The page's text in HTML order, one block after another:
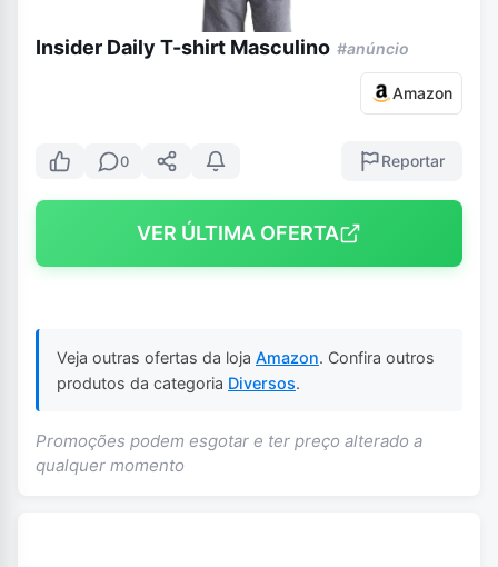
Insider Daily T-shirt Masculino #anúncio
Amazon
0 Reportar
VER ÚLTIMA OFERTA
Veja outras ofertas da loja Amazon. Confira outros
produtos da categoria Diversos.
Promoções podem esgotar e ter preço alterado a
qualquer momento